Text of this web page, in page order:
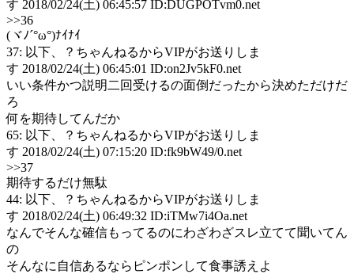
す 2018/02/24(土) 06:45:57 ID:DUGPOTvm0.net
>>36
(ヾﾉ´°ω°)ﾅｲﾅｲ
37: 以下、？ちゃんねるからVIPがお送りしま
す 2018/02/24(土) 06:45:01 ID:on2Jv5kF0.net
いい条件かつ説明二回受けるの面倒だったから決めただけだ
ろ
何を期待してんだか
65: 以下、？ちゃんねるからVIPがお送りしま
す 2018/02/24(土) 07:15:20 ID:fk9bW49/0.net
>>37
期待するだけ無駄
44: 以下、？ちゃんねるからVIPがお送りしま
す 2018/02/24(土) 06:49:32 ID:iTMw7i4Oa.net
なんでそんな確信もってるのにわざわざスレ立てて聞いてん
の
そんなに自信あるならピンポンして食事誘えよ